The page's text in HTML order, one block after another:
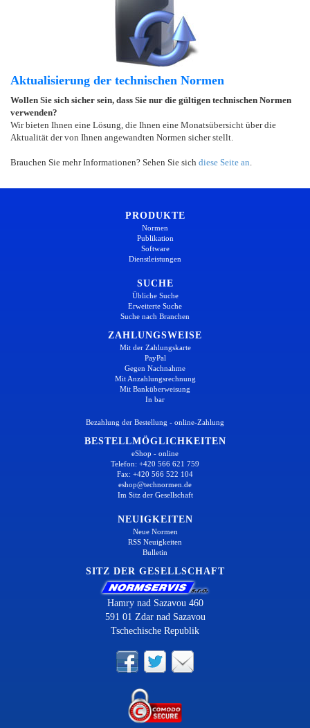
Aktualisierung der technischen Normen
Wollen Sie sich sicher sein, dass Sie nur die gültigen technischen Normen
verwenden?
Wir bieten Ihnen eine Lösung, die Ihnen eine Monatsübersicht über die
Aktualität der von Ihnen angewandten Normen sicher stellt.
Brauchen Sie mehr Informationen? Sehen Sie sich diese Seite an
PRODUKTE
Normen
Publikation
Software
Dienstleistungen
SUCHE
Übliche Suche
Erweiterte Suche
Suche nach Branchen
ZAHLUNGSWEISE
Mit der Zahlungskarte
PayPal
Gegen Nachnahme
Mit Anzahlungsrechnung
Mit Banküberweisung
In bar
Bezahlung der Bestellung - online-Zahlung
BESTELLMÖGLICHKEITEN
eShop - online
Telefon: +420 566 621 759
Fax: +420 566 522 104
eshop@technormen.de
Im Sitz der Gesellschaft
NEUIGKEITEN
Neue Normen
RSS Neuigkeiten
Bulletin
SITZ DER GESELLSCHAFT
Hamry nad Sazavou 460
591 01 Zdar nad Sazavou
Tschechische Republik